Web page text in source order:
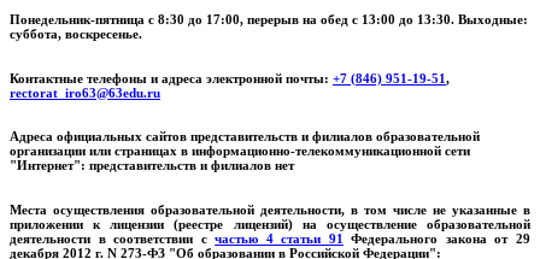
Понедельник-пятница с 8:30 до 17:00, перерыв на обед с 13:00 до 13:30. Выходные:
суббота, воскресенье.
Контактные телефоны и адреса электронной почты: +7 (846) 951-19-51,
rectorat_iro63@63edu.ru
Адреса официальных сайтов представительств и филиалов образовательной
организации или страницах в информационно-телекоммуникационной сети
"Интернет": представительств и филиалов нет
Места осуществления образовательной деятельности, в том числе не указанные в
приложении к лицензии (реестре лицензий) на осуществление образовательной
деятельности в соответствии счастью 4 статьи 91 Федерального закона от 29
декабря 2012 г. N 273-ФЗ "Об образовании в Российской Федерации":